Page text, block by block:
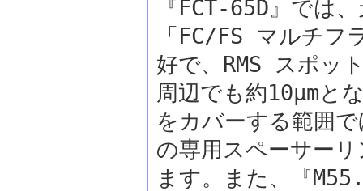
『FCT-65D』では
「FC/FS マルチ
好で、RMS スポッ
周辺でも約10μmと
をカバーする範囲
の専用スペーサー
ます。また、『